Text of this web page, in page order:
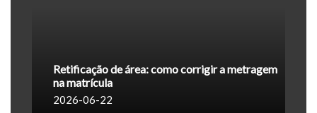
Retificação de área: como corrigir a metragem
na matrícula
2026-06-22